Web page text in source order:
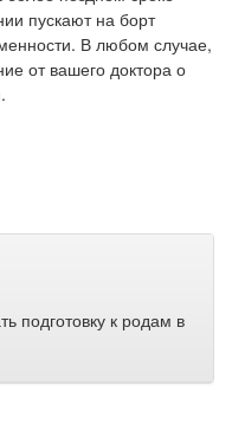
пускают на борт
В любом случае,
от вашего доктора о
подготовку к родам в